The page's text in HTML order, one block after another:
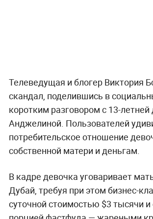
Телеведущая и блогер Виктория
скандал, поделившись в
коротким разговором с 13-
Анджелиной. Пользователей
потребительское отношение
собственной матери и деньгам.
В кадре девочка уговаривает
Дубай, требуя при этом бизнес-
суточной стоимостью $3 тысячи и